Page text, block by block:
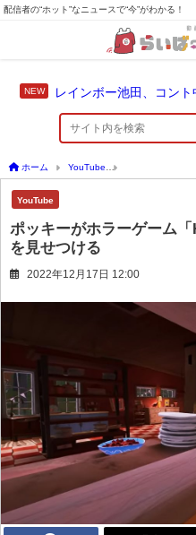
配信者の“ホット”なニュースで“今”がわかる！
ホーム YouTube
YouTube
ポッキーがホラーゲーム
を見せつける
2022年12月17日 12:00